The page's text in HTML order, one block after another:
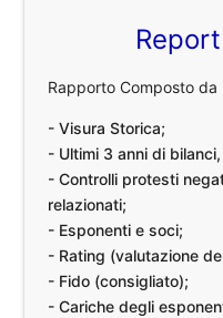
Rapporto Composto
- Visura Storica;
- Ultimi 3 anni di
- Controlli protesti
relazionati;
- Esponenti e soci;
- Rating (valutazione
- Fido (consigliato);
- Cariche degli